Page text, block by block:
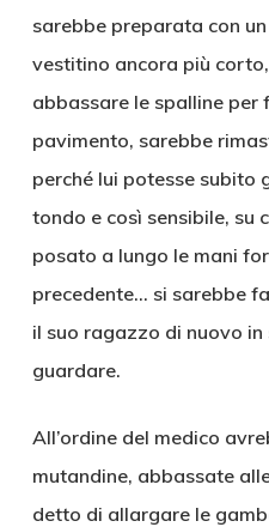
sarebbe preparata con
vestitino ancora più
abbassare le spalline per
pavimento, sarebbe
perché lui potesse subito
tondo e così sensibile, su
posato a lungo le mani
precedente… si sarebbe
il suo ragazzo di nuovo
guardare.
All’ordine del medico
mutandine, abbassate
detto di allargare le